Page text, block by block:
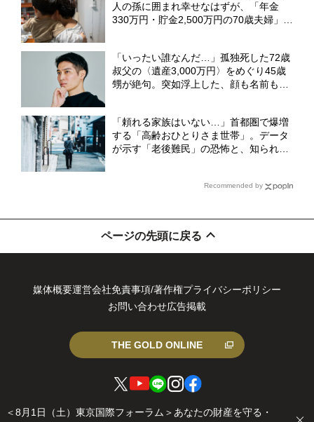
＜8月1日（土）東京国際フォーラム＞あなたの財産を守る・
人の孫に囲まれ幸せなはずが、「年金
330万円・貯金2,500万円の70歳夫婦」の
「いったい誰なんだ…」孤独死した72歳
叔父の〈遺産3,000万円〉をめぐり45歳
甥が絶句。突如浮上した、顔も名前も知
「頼れる家族はいない…」首都圏で爆増
する「高齢おひとりさま世帯」。データ
が示す「老後難民」の恐怖と、知られざ
Recommended by
ページの先頭に戻る
媒体概要運営会社免責事項/著作権プライバシーポリシー
お問い合わせ広告掲載
（
TubE
agrce
THE GOLD ONLINE
© 2026 Gold Online Inc. All rights reserved.